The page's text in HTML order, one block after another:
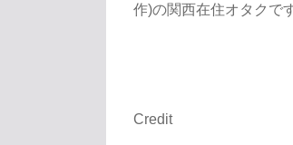
作)の関西在住オタクで
Credit